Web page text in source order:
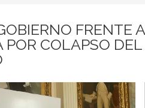
FRENTE A
POR COLAPSO DEL